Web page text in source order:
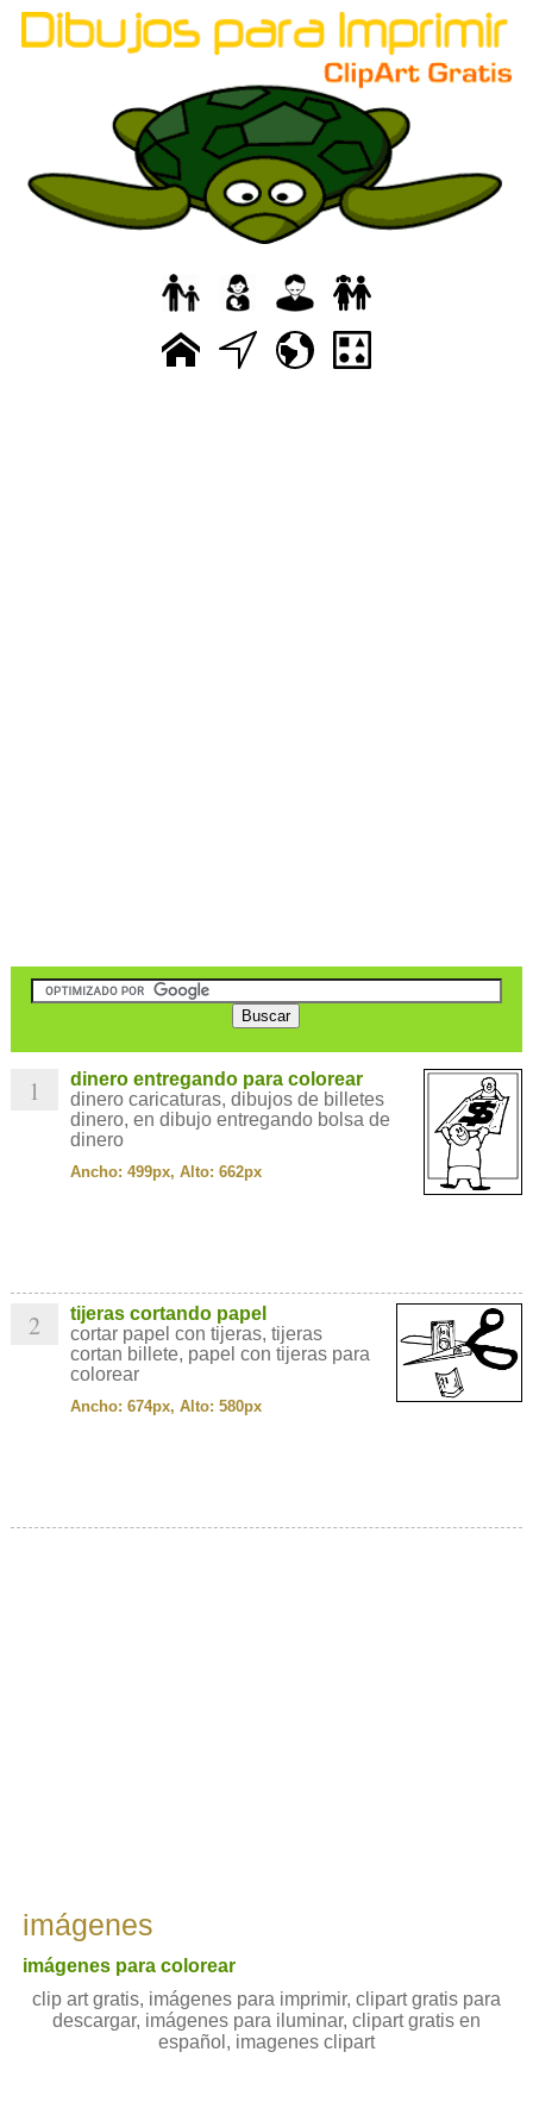
1
dinero entregando para colorear
dinero caricaturas, dibujos de billetes
dinero, en dibujo entregando bolsa de
dinero
Ancho: 499px, Alto: 662px
2
tijeras cortando papel
cortar papel con tijeras, tijeras
cortan billete, papel con tijeras para
colorear
Ancho: 674px, Alto: 580px
imágenes
imágenes para colorear
clip art gratis, imágenes para imprimir, clipart gratis para
descargar, imágenes para iluminar, clipart gratis en
español, imagenes clipart